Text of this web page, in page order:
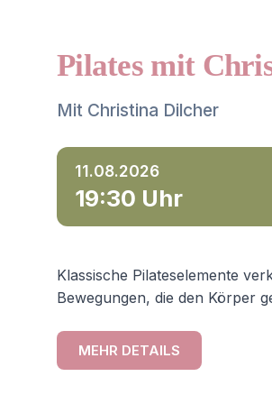
Pilates mit
Mit Christina Dilcher
11.08.2026
19:30 Uhr
Klassische Pilateselemente
Bewegungen, die den Körper
MEHR DETAILS